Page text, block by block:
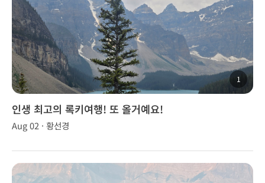
1
인생 최고의 록키여행! 또 올거예요!
Aug 02 · 황선경